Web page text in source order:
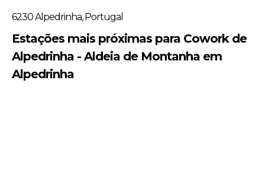
6230 Alpedrinha, Portugal
Estações mais próximas para Cowork de
Alpedrinha - Aldeia de Montanha em
Alpedrinha